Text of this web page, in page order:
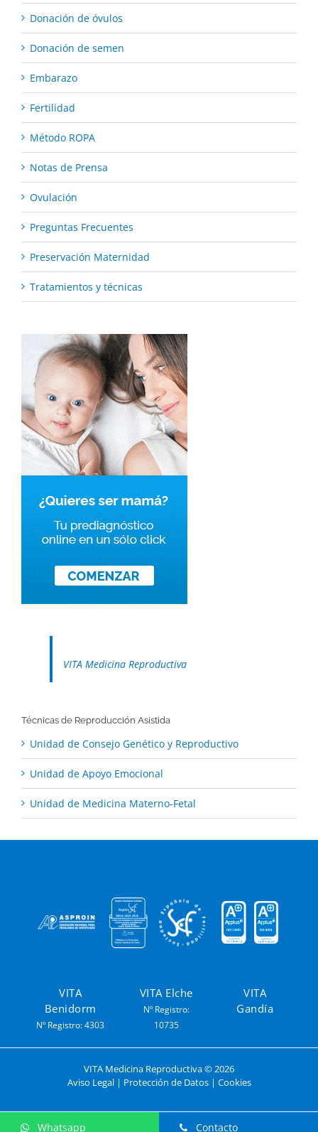
Donación de óvulos
Donación de semen
Embarazo
Fertilidad
Método ROPA
Notas de Prensa
Ovulación
Preguntas Frecuentes
Preservación Maternidad
Tratamientos y técnicas
VITA Medicina Reproductiva
Técnicas de Reproducción Asistida
Unidad de Consejo Genético y Reproductivo
Unidad de Apoyo Emocional
Unidad de Medicina Materno-Fetal
VITA
Benidorm
Nº Registro: 4303
VITA Elche
Nº Registro:
10735
VITA
Gandía
VITA Medicina Reproductiva ©2026
Aviso Legal| Protección de Datos| Cookies
Whatsapp Contacto